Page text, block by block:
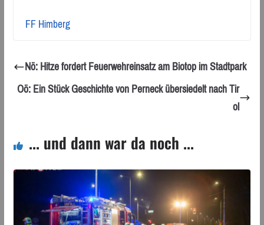
FF Himberg
Nö: Hitze fordert Feuerwehreinsatz am Biotop im Stadtpark
Oö: Ein Stück Geschichte von Perneck übersiedelt nach Tir
ol
... und dann war da noch ...